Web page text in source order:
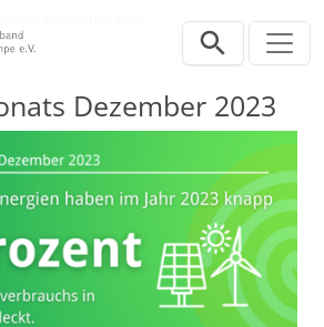
Dezember 2023